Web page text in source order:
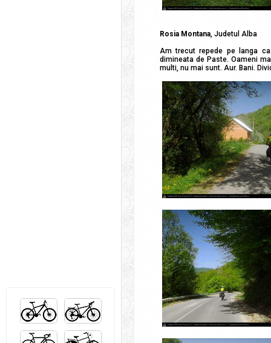
Rosia Montana, Judetul Alba
Am trecut repede pe langa
dimineata de Paste. Oameni
multi, nu mai sunt. Aur. Bani.